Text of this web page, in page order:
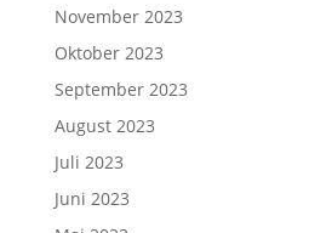
November 2023
Oktober 2023
September 2023
August 2023
Juli 2023
Juni 2023